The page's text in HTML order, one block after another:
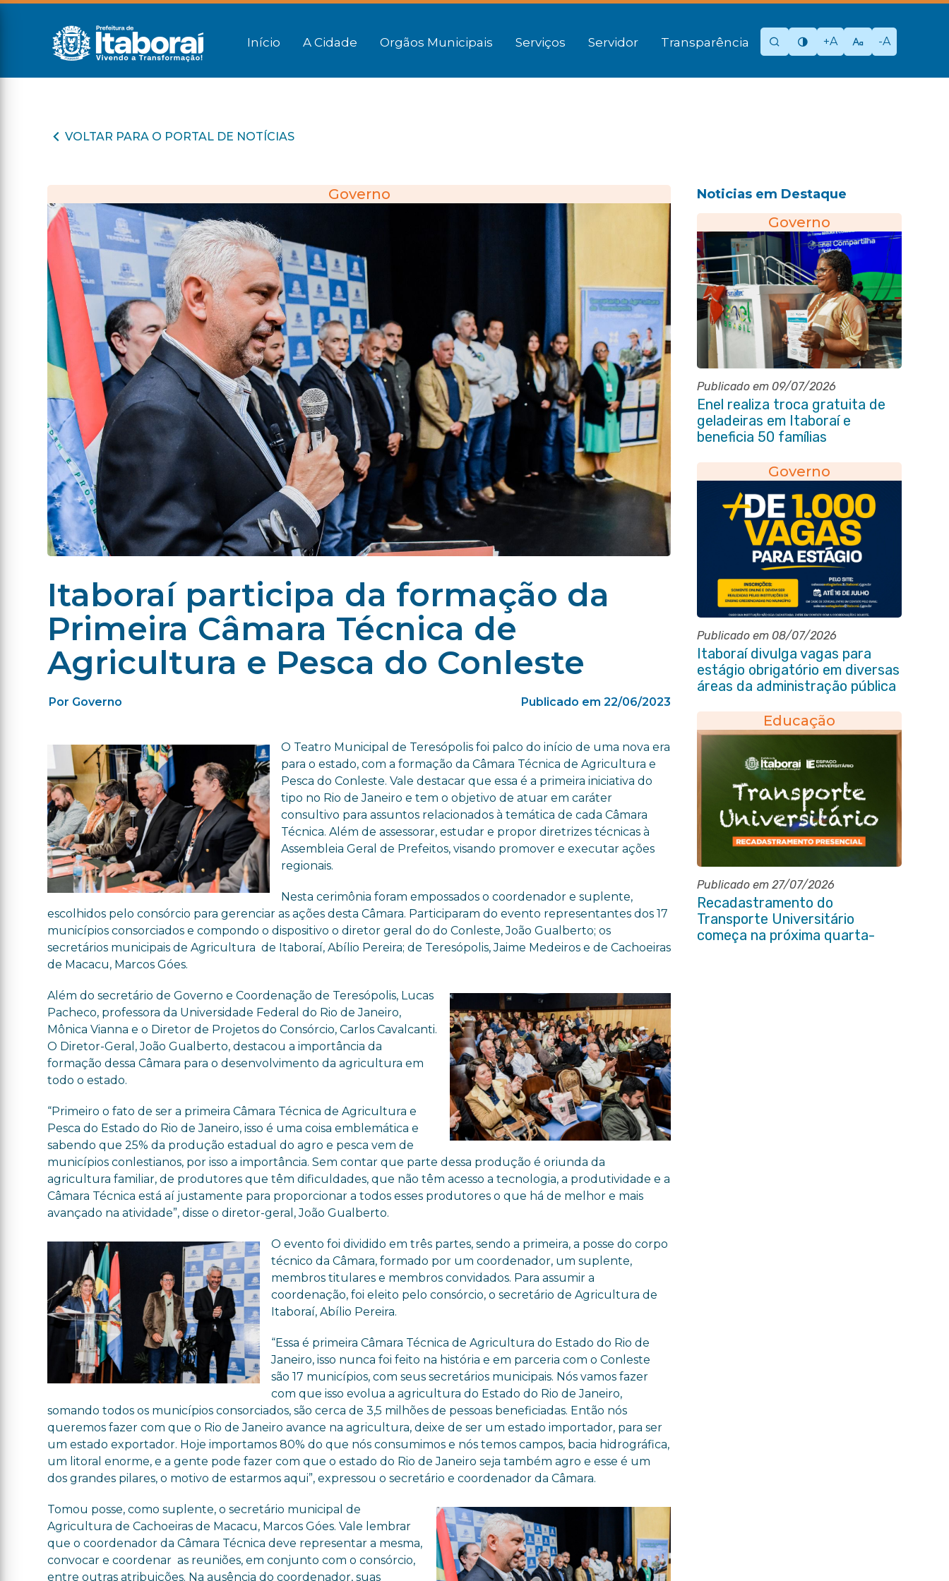
Início A Cidade Orgãos Municipais Serviços Servidor Transparência +A -A
VOLTAR PARA O PORTAL DE NOTÍCIAS
Governo
Itaboraí participa da formação da
Primeira Câmara Técnica de
Agricultura e Pesca do Conleste
Por Governo Publicado em 22/06/2023
O Teatro Municipal de Teresópolis foi palco do início de uma nova era
para o estado, com a formação da Câmara Técnica de Agricultura e
Pesca do Conleste. Vale destacar que essa é a primeira iniciativa do
tipo no Rio de Janeiro e tem o objetivo de atuar em caráter
consultivo para assuntos relacionados à temática de cada Câmara
Técnica. Além de assessorar, estudar e propor diretrizes técnicas à
Assembleia Geral de Prefeitos, visando promover e executar ações
regionais.
Nesta cerimônia foram empossados o coordenador e suplente,
escolhidos pelo consórcio para gerenciar as ações desta Câmara. Participaram do evento representantes dos 17
municípios consorciados e compondo o dispositivo o diretor geral do do Conleste, João Gualberto; os
secretários municipais de Agricultura de Itaboraí, Abílio Pereira; de Teresópolis, Jaime Medeiros e de Cachoeiras
de Macacu, Marcos Góes.
Além do secretário de Governo e Coordenação de Teresópolis, Lucas
Pacheco, professora da Universidade Federal do Rio de Janeiro,
Mônica Vianna e o Diretor de Projetos do Consórcio, Carlos Cavalcanti.
O Diretor-Geral, João Gualberto, destacou a importância da
formação dessa Câmara para o desenvolvimento da agricultura em
todo o estado.
“Primeiro o fato de ser a primeira Câmara Técnica de Agricultura e
Pesca do Estado do Rio de Janeiro, isso é uma coisa emblemática e
sabendo que 25% da produção estadual do agro e pesca vem de
municípios conlestianos, por isso a importância. Sem contar que parte dessa produção é oriunda da
agricultura familiar, de produtores que têm dificuldades, que não têm acesso a tecnologia, a produtividade e a
Câmara Técnica está aí justamente para proporcionar a todos esses produtores o que há de melhor e mais
avançado na atividade”, disse o diretor-geral, João Gualberto.
O evento foi dividido em três partes, sendo a primeira, a posse do corpo
técnico da Câmara, formado por um coordenador, um suplente,
membros titulares e membros convidados. Para assumir a
coordenação, foi eleito pelo consórcio, o secretário de Agricultura de
Itaboraí, Abílio Pereira.
“Essa é primeira Câmara Técnica de Agricultura do Estado do Rio de
Janeiro, isso nunca foi feito na história e em parceria com o Conleste
são 17 municípios, com seus secretários municipais. Nós vamos fazer
com que isso evolua a agricultura do Estado do Rio de Janeiro,
somando todos os municípios consorciados, são cerca de 3,5 milhões de pessoas beneficiadas. Então nós
queremos fazer com que o Rio de Janeiro avance na agricultura, deixe de ser um estado importador, para ser
um estado exportador. Hoje importamos 80% do que nós consumimos e nós temos campos, bacia hidrográfica,
um litoral enorme, e a gente pode fazer com que o estado do Rio de Janeiro seja também agro e esse é um
dos grandes pilares, o motivo de estarmos aqui”, expressou o secretário e coordenador da Câmara.
Tomou posse, como suplente, o secretário municipal de
Agricultura de Cachoeiras de Macacu, Marcos Góes. Vale lembrar
que o coordenador da Câmara Técnica deve representar a mesma,
convocar e coordenar as reuniões, em conjunto com o consórcio,
entre outras atribuições. Na ausência do coordenador, suas
Noticias em Destaque
Governo
Publicado em 09/07/2026
Enel realiza troca gratuita de
geladeiras em Itaboraí e
beneficia 50 famílias
Governo
Publicado em 08/07/2026
Itaboraí divulga vagas para
estágio obrigatório em diversas
áreas da administração pública
Educação
Publicado em 27/07/2026
Recadastramento do
Transporte Universitário
começa na próxima quarta-